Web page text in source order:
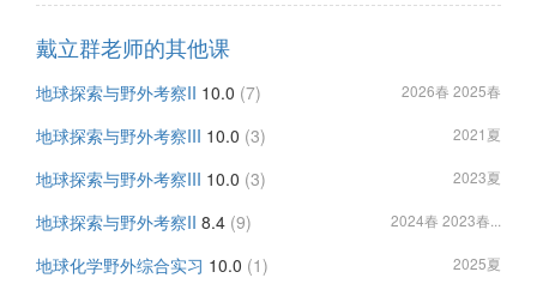
戴立群老师的其他课
地球探索与野外考察II 10.0 (7) 2026春 2025春
地球探索与野外考察III 10.0 (3) 2021夏
地球探索与野外考察III 10.0 (3) 2023夏
地球探索与野外考察II 8.4 (9) 2024春 2023春...
地球化学野外综合实习 10.0 (1) 2025夏